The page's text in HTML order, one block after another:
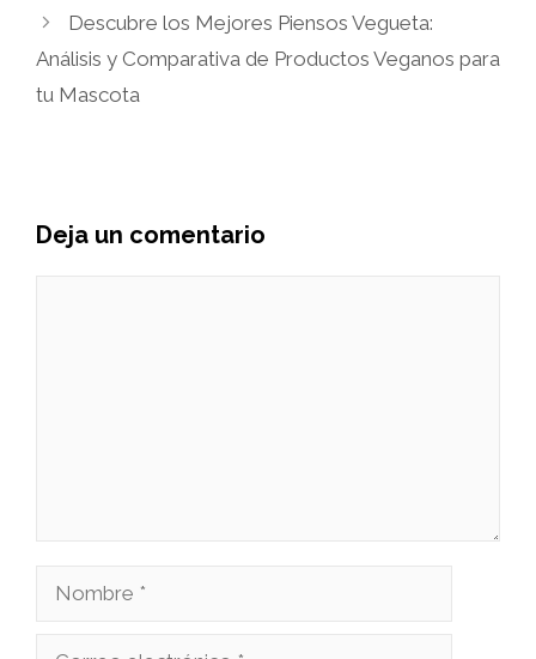
Descubre los Mejores Piensos Vegueta:
Análisis y Comparativa de Productos Veganos para
tu Mascota
Deja un comentario
Nombre
Correo